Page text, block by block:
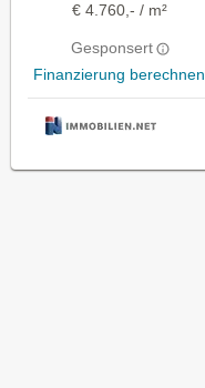
€ 4.760,- / m²
Gesponsert
Finanzierung berechnen